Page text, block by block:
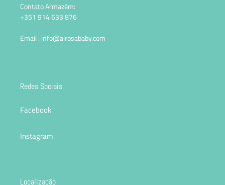
Contato Armazém:
+351 914 633 876
Email : info@airosababy.com
Redes Sociais
Facebook
Instagram
Localização